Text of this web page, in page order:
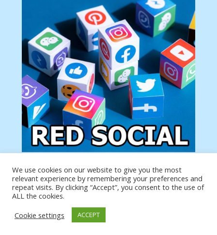
Tu anuncio va aquí
Podemos poner tu anuncio aquí con un link de tu
producto o página
We use cookies on our website to give you the most
relevant experience by remembering your preferences and
repeat visits. By clicking “Accept”, you consent to the use of
ALL the cookies.
Cookie settings
ACCEPT
https://analytics.google.com/analytics/web/?